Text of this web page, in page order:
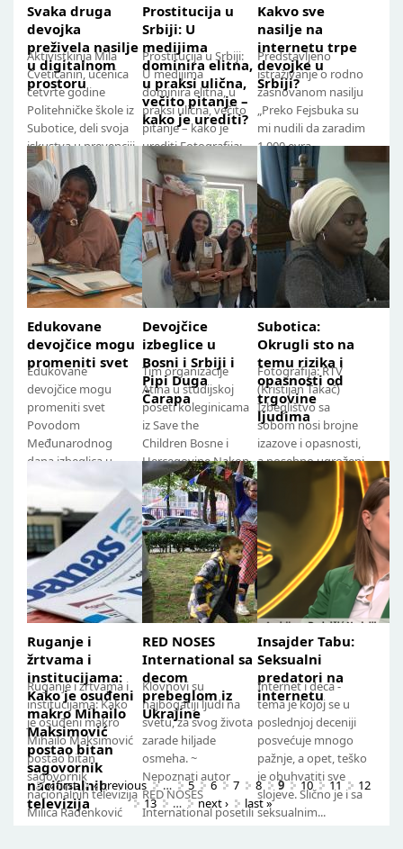
Svaka druga
devojka
preživela nasilje
u digitalnom
prostoru
Aktivistkinja Mila
Cvetićanin, učenica
četvrte godine
Politehničke škole iz
Subotice, deli svoja
iskustva u prevenciji
digitalnog nasilja
nad...
Prostitucija u
Srbiji: U
medijima
dominira elitna,
u praksi ulična,
večito pitanje –
kako je urediti?
Prostitucija u Srbiji:
U medijima
dominira elitna, u
praksi ulična, večito
pitanje – kako je
urediti Fotografija:
Piroški Autorka:
Milena Savić...
Kakvo sve
nasilje na
internetu trpe
devojke u
Srbiji?
Predstavljeno
istraživanje o rodno
zasnovanom nasilju
„Preko Fejsbuka su
mi nudili da zaradim
1.000 evra
mesečno“: Kakvo
sve nasilje na...
Edukovane
devojčice mogu
promeniti svet
Edukovane
devojčice mogu
promeniti svet
Povodom
Međunarodnog
dana izbeglica u
Bosilegradu
sprovedena je akcija
na incijativu devojka
koje su...
Devojčice
izbeglice u
Bosni i Srbiji i
Pipi Duga
Čarapa
Tim organizacije
Atina u studijskoj
poseti koleginicama
iz Save the
Children Bosne i
Hercegovine Nakon
što su koleginice iz
organizacije Save...
Subotica:
Okrugli sto na
temu rizika i
opasnosti od
trgovine
ljudima
Fotografija: RTV
(Kristijan Takač)
Izbeglištvo sa
sobom nosi brojne
izazove i opasnosti,
a posebno ugroženi
na tom putu u
nepoznato jesu žene
i...
Ruganje i
žrtvama i
institucijama:
Kako je osuđeni
makro Mihailo
Maksimović
postao bitan
sagovornik
nacionalnih
televizija
Ruganje i žrtvama i
institucijama: Kako
je osuđeni makro
Mihailo Maksimović
postao bitan
sagovornik
nacionalnih televizija
Milica Radenković
RED NOSES
International sa
decom
prebeglom iz
Ukrajine
Klovnovi su
najbogatiji ljudi na
svetu, za svog života
zarade hiljade
osmeha. ~
Nepoznati autor
RED NOSES
International posetili
Insajder Tabu:
Seksualni
predatori na
internetu
Internet i deca -
tema je kojoj se u
poslednjoj deceniji
posvećuje mnogo
pažnje, a opet, teško
je obuhvatiti sve
slojeve. Slično je i sa
seksualnim...
« first ‹ previous … 5 6 7 8 9 10 11
12
13
… next › last »